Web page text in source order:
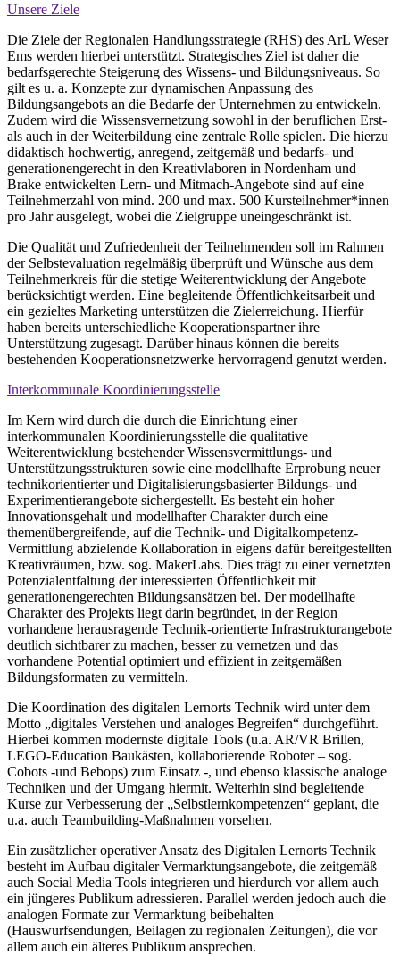
Unsere Ziele
Die Ziele der Regionalen Handlungsstrategie (RHS) des ArL Weser
Ems werden hierbei unterstützt. Strategisches Ziel ist daher die
bedarfsgerechte Steigerung des Wissens- und Bildungsniveaus. So
gilt es u. a. Konzepte zur dynamischen Anpassung des
Bildungsangebots an die Bedarfe der Unternehmen zu entwickeln.
Zudem wird die Wissensvernetzung sowohl in der beruflichen Erst-
als auch in der Weiterbildung eine zentrale Rolle spielen. Die hierzu
didaktisch hochwertig, anregend, zeitgemäß und bedarfs- und
generationengerecht in den Kreativlaboren in Nordenham und
Brake entwickelten Lern- und Mitmach-Angebote sind auf eine
Teilnehmerzahl von mind. 200 und max. 500 Kursteilnehmer*innen
pro Jahr ausgelegt, wobei die Zielgruppe uneingeschränkt ist.
Die Qualität und Zufriedenheit der Teilnehmenden soll im Rahmen
der Selbstevaluation regelmäßig überprüft und Wünsche aus dem
Teilnehmerkreis für die stetige Weiterentwicklung der Angebote
berücksichtigt werden. Eine begleitende Öffentlichkeitsarbeit und
ein gezieltes Marketing unterstützen die Zielerreichung. Hierfür
haben bereits unterschiedliche Kooperationspartner ihre
Unterstützung zugesagt. Darüber hinaus können die bereits
bestehenden Kooperationsnetzwerke hervorragend genutzt werden.
Interkommunale Koordinierungsstelle
Im Kern wird durch die durch die Einrichtung einer
interkommunalen Koordinierungsstelle die qualitative
Weiterentwicklung bestehender Wissensvermittlungs- und
Unterstützungsstrukturen sowie eine modellhafte Erprobung neuer
technikorientierter und Digitalisierungsbasierter Bildungs- und
Experimentierangebote sichergestellt. Es besteht ein hoher
Innovationsgehalt und modellhafter Charakter durch eine
themenübergreifende, auf die Technik- und Digitalkompetenz-
Vermittlung abzielende Kollaboration in eigens dafür bereitgestellten
Kreativräumen, bzw. sog. MakerLabs. Dies trägt zu einer vernetzten
Potenzialentfaltung der interessierten Öffentlichkeit mit
generationengerechten Bildungsansätzen bei. Der modellhafte
Charakter des Projekts liegt darin begründet, in der Region
vorhandene herausragende Technik-orientierte Infrastrukturangebote
deutlich sichtbarer zu machen, besser zu vernetzen und das
vorhandene Potential optimiert und effizient in zeitgemäßen
Bildungsformaten zu vermitteln.
Die Koordination des digitalen Lernorts Technik wird unter dem
Motto „digitales Verstehen und analoges Begreifen“ durchgeführt.
Hierbei kommen modernste digitale Tools (u.a. AR/VR Brillen,
LEGO-Education Baukästen, kollaborierende Roboter – sog.
Cobots -und Bebops) zum Einsatz -, und ebenso klassische analoge
Techniken und der Umgang hiermit. Weiterhin sind begleitende
Kurse zur Verbesserung der „Selbstlernkompetenzen“ geplant, die
u.a. auch Teambuilding-Maßnahmen vorsehen.
Ein zusätzlicher operativer Ansatz des Digitalen Lernorts Technik
besteht im Aufbau digitaler Vermarktungsangebote, die zeitgemäß
auch Social Media Tools integrieren und hierdurch vor allem auch
ein jüngeres Publikum adressieren. Parallel werden jedoch auch die
analogen Formate zur Vermarktung beibehalten
(Hauswurfsendungen, Beilagen zu regionalen Zeitungen), die vor
allem auch ein älteres Publikum ansprechen.